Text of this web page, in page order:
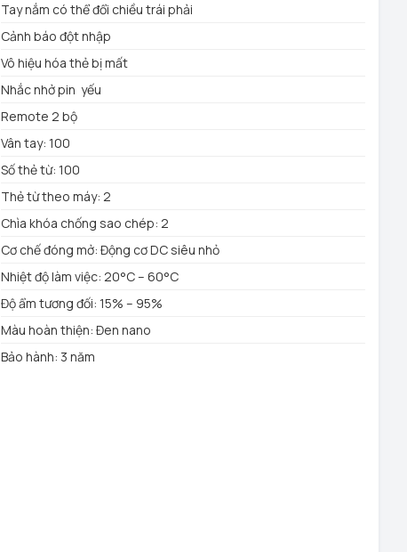
Tay nắm có thể đổi chiều trái phải
Cảnh báo đột nhập
Vô hiệu hóa thẻ bị mất
Nhắc nhở pin yếu
Remote 2 bộ
Vân tay: 100
Số thẻ từ: 100
Thẻ từ theo máy: 2
Chìa khóa chống sao chép: 2
Cơ chế đóng mở: Động cơ DC siêu nhỏ
Nhiệt độ làm việc: 20°C – 60°C
Độ ẩm tương đối: 15% – 95%
Màu hoàn thiện: Đen nano
Bảo hành: 3 năm